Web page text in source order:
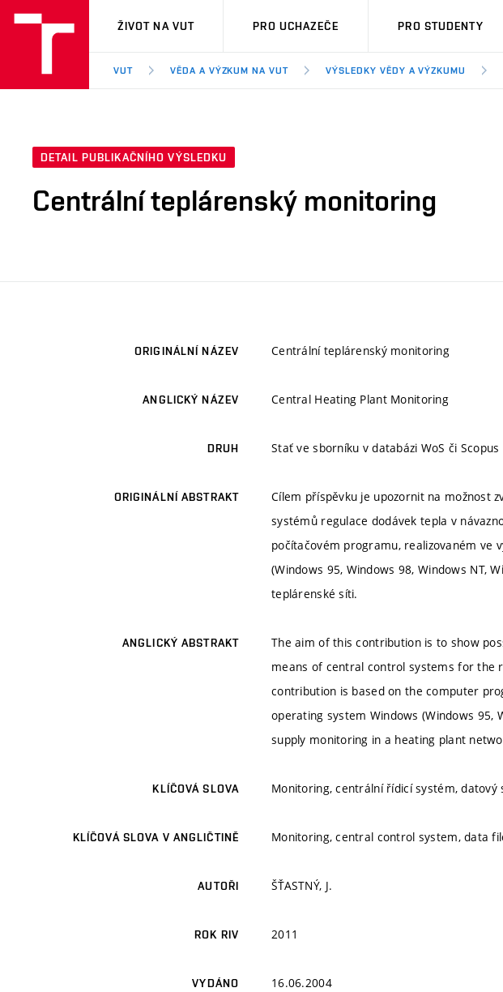
VUT
ŽIVOT NA VUT PRO UCHAZEČE PRO STUDENTY
VUT VĚDA A VÝZKUM NA VUT VÝSLEDKY VĚDY A VÝZKUMU
DETAIL PUBLIKAČNÍHO VÝSLEDKU
Centrální teplárenský monitoring
ORIGINÁLNÍ NÁZEV Centrální teplárenský monitoring
ANGLICKÝ NÁZEV Central Heating Plant Monitoring
DRUH Stať ve sborníku v databázi WoS či Scopus
ORIGINÁLNÍ ABSTRAKT
Cílem příspěvku je upozornit na možnost
systémů regulace dodávek tepla v
počítačovém programu, realizovaném ve
(Windows 95, Windows 98, Windows NT,
teplárenské síti.
ANGLICKÝ ABSTRAKT
The aim of this contribution is to show
means of central control systems for the
contribution is based on the computer
operating system Windows (Windows 95,
supply monitoring in a heating plant
KLÍČOVÁ SLOVA Monitoring, centrální řídicí systém, datový
KLÍČOVÁ SLOVA V ANGLIČTINĚ Monitoring, central control system, data
AUTOŘI ŠŤASTNÝ, J.
ROK RIV 2011
VYDÁNO 16.06.2004